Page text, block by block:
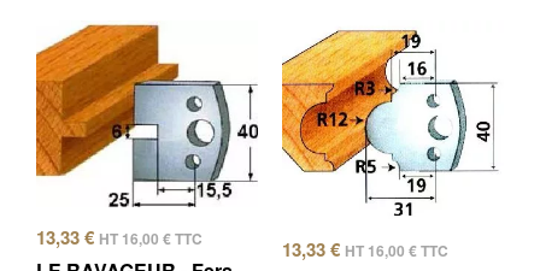
13,33€ HT 16,00 €TTC 13,33€ HT 16,00 €TTC